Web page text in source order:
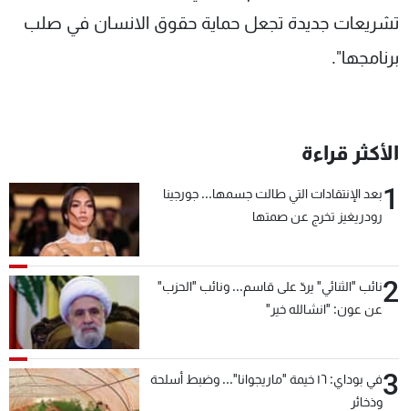
تشريعات جديدة تجعل حماية حقوق الانسان في صلب
برنامجها".
الأكثر قراءة
1بعد الإنتقادات التي طالت جسمها... جورجينا
رودريغيز تخرج عن صمتها
2نائب "الثنائي" يردّ على قاسم... ونائب "الحزب"
عن عون: "انشالله خير"
3
في بوداي: ١٦ خيمة "ماريجوانا"... وضبط أسلحة
وذخائر